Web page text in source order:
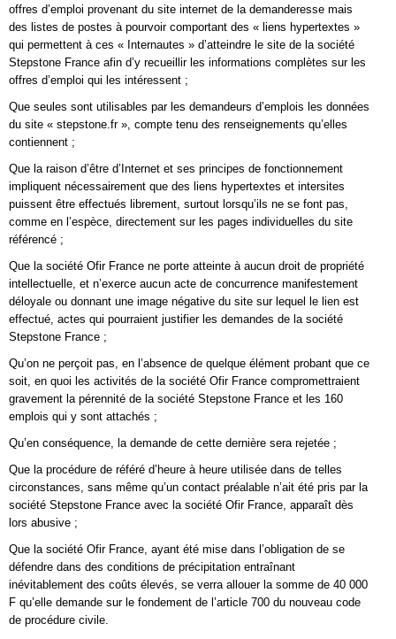
offres d’emploi provenant du site internet de la demanderesse mais
des listes de postes à pourvoir comportant des « liens hypertextes »
qui permettent à ces « Internautes » d’atteindre le site de la société
Stepstone France afin d’y recueillir les informations complètes sur les
offres d’emploi qui les intéressent ;
Que seules sont utilisables par les demandeurs d’emplois les données
du site « stepstone.fr », compte tenu des renseignements qu’elles
contiennent ;
Que la raison d’être d’Internet et ses principes de fonctionnement
impliquent nécessairement que des liens hypertextes et intersites
puissent être effectués librement, surtout lorsqu’ils ne se font pas,
comme en l’espèce, directement sur les pages individuelles du site
référencé ;
Que la société Ofir France ne porte atteinte à aucun droit de propriété
intellectuelle, et n’exerce aucun acte de concurrence manifestement
déloyale ou donnant une image négative du site sur lequel le lien est
effectué, actes qui pourraient justifier les demandes de la société
Stepstone France ;
Qu’on ne perçoit pas, en l’absence de quelque élément probant que ce
soit, en quoi les activités de la société Ofir France compromettraient
gravement la pérennité de la société Stepstone France et les 160
emplois qui y sont attachés ;
Qu’en conséquence, la demande de cette dernière sera rejetée ;
Que la procédure de référé d’heure à heure utilisée dans de telles
circonstances, sans même qu’un contact préalable n’ait été pris par la
société Stepstone France avec la société Ofir France, apparaît dès
lors abusive ;
Que la société Ofir France, ayant été mise dans l’obligation de se
défendre dans des conditions de précipitation entraînant
inévitablement des coûts élevés, se verra allouer la somme de 40 000
F qu’elle demande sur le fondement de l’article 700 du nouveau code
de procédure civile.